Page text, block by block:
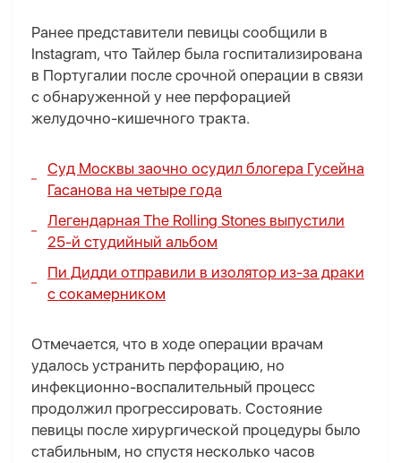
Ранее представители певицы сообщили в
Instagram, что Тайлер была госпитализирована
в Португалии после срочной операции в связи
с обнаруженной у нее перфорацией
желудочно-кишечного тракта.
Суд Москвы заочно осудил блогера Гусейна
Гасанова на четыре года
Легендарная The Rolling Stones выпустили
25-й студийный альбом
Пи Дидди отправили в изолятор из-за драки
с сокамерником
Отмечается, что в ходе операции врачам
удалось устранить перфорацию, но
инфекционно-воспалительный процесс
продолжил прогрессировать. Состояние
певицы после хирургической процедуры было
стабильным, но спустя несколько часов